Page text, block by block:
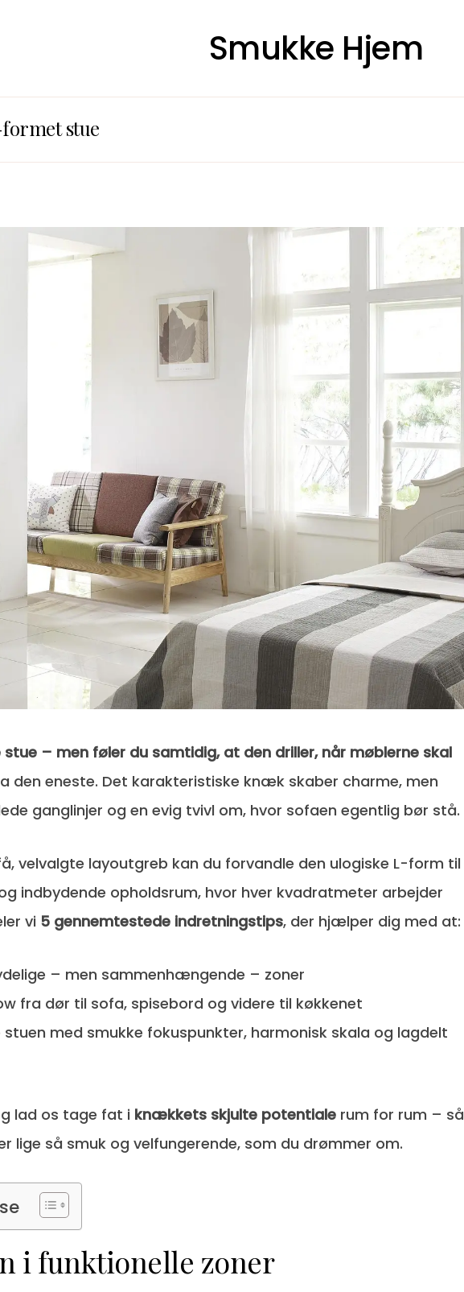
Smukke Hjem
stue
stue – men føler du samtidig, at den driller, når møblerne skal
den eneste. Det karakteristiske knæk skaber charme, men
ganglinjer og en evig tvivl om, hvor sofaen egentlig bør stå.
velvalgte layoutgreb kan du forvandle den ulogiske L-form til
indbydende opholdsrum, hvor hver kvadratmeter arbejder
vi 5 gennemtestede indretningstips, der hjælper dig med at:
– men sammenhængende – zoner
fra dør til sofa, spisebord og videre til køkkenet
stuen med smukke fokuspunkter, harmonisk skala og lagdelt
lad os tage fat i knækkets skjulte potentiale rum for rum – så
lige så smuk og velfungerende, som du drømmer om.
i funktionelle zoner